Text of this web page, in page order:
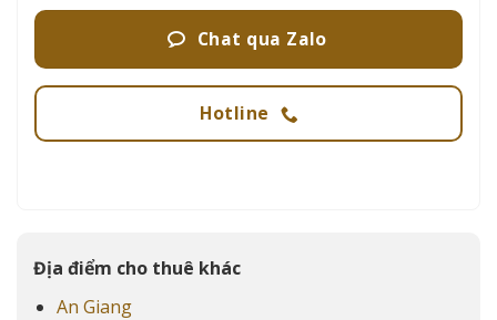
Chat qua Zalo
Hotline
Địa điểm cho thuê khác
An Giang